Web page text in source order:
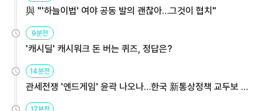
與 "'하늘이법' 여야 공동 발의 괜찮아…그것이 협치"
9분전
'캐시딜' 캐시워크 돈 버는 퀴즈, 정답은?
14분전
관세전쟁 '엔드게임' 윤곽 나오나…한국 新통상정책 교두보 활
17분전